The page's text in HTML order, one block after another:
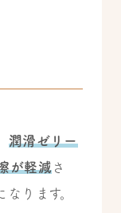
潤滑ゼリー
が軽減さ
ります。